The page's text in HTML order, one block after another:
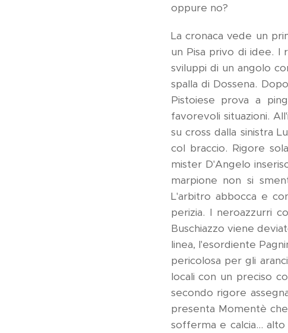
oppure no?
La cronaca vede un
un Pisa privo di idee. I
sviluppi di un angolo
spalla di Dossena.
Pistoiese prova a
favorevoli situazioni.
su cross dalla sinistra
col braccio. Rigore
mister D'Angelo
marpione non si
L'arbitro abbocca e
perizia. I neroazzurri
Buschiazzo viene
linea, l'esordiente
pericolosa per gli
locali con un preciso
secondo rigore
presenta Momentè
sofferma e calcia...